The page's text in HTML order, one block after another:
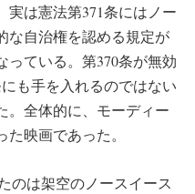
実は憲法第371条にはノー
な自治権を認める規定が
っている。第370条が無効
も手を入れるのではない
。全体的に、モーディー
映画であった。
のは架空のノースイース